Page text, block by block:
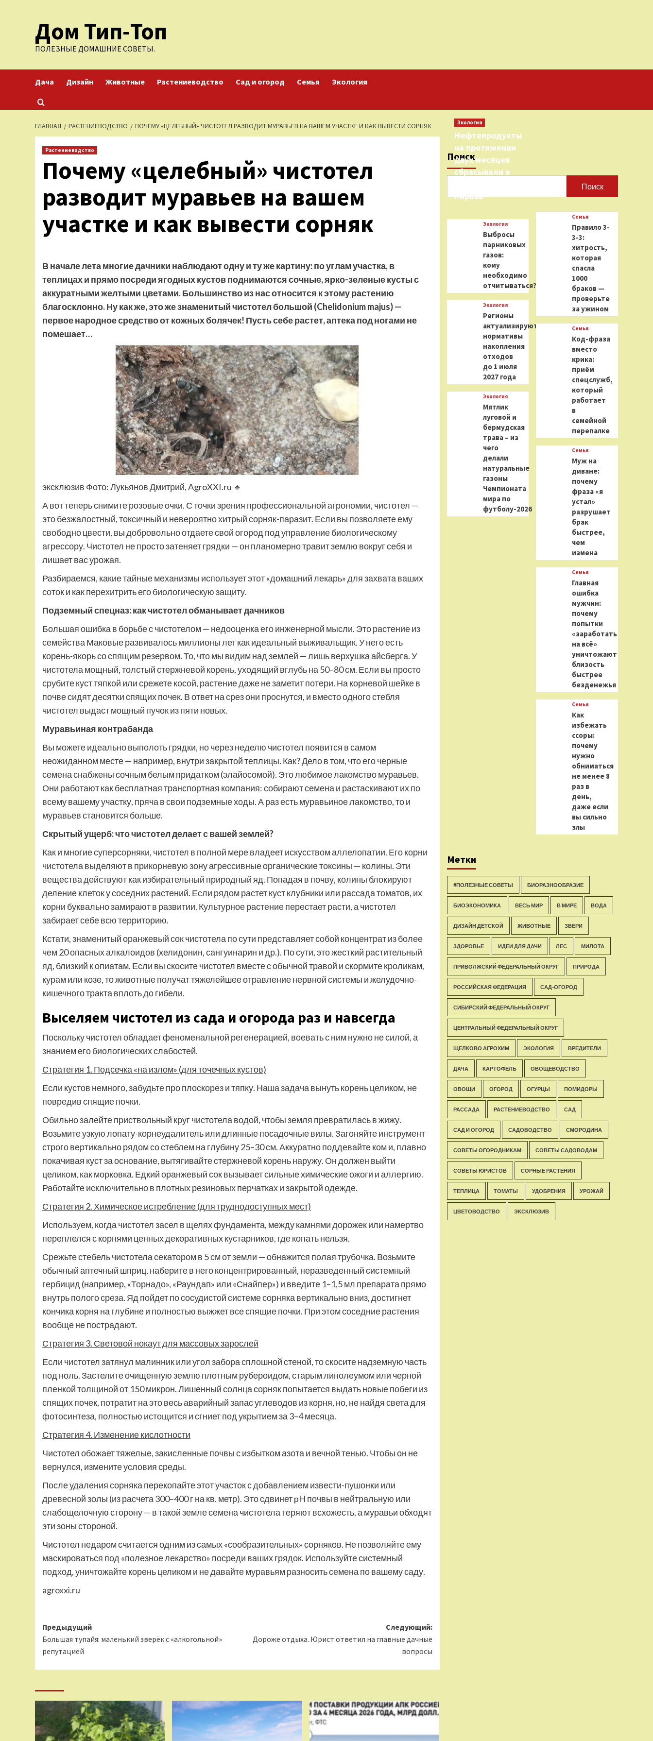
содержимомуДом Тип-Топ
ПОЛЕЗНЫЕ ДОМАШНИЕ СОВЕТЫ.
Дача Дизайн Животные Растениеводство Сад и огород Семья Экология
ГЛАВНАЯ РАСТЕНИЕВОДСТВО ПОЧЕМУ «ЦЕЛЕБНЫЙ» ЧИСТОТЕЛ РАЗВОДИТ МУРАВЬЕВ НА ВАШЕМ УЧАСТКЕ И КАК ВЫВЕСТИ СОРНЯК
Растениеводство
Почему «целебный» чистотел
разводит муравьев на вашем
участке и как вывести сорняк
В начале лета многие дачники наблюдают одну и ту же картину: по углам участка, в
теплицах и прямо посреди ягодных кустов поднимаются сочные, ярко-зеленые кусты с
аккуратными желтыми цветами. Большинство из нас относится к этому растению
благосклонно. Ну как же, это же знаменитый чистотел большой (Chelidonium majus) —
первое народное средство от кожных болячек! Пусть себе растет, аптека под ногами не
помешает…
эксклюзив Фото: Лукьянов Дмитрий, AgroXXI.ru 🔹
А вот теперь снимите розовые очки. С точки зрения профессиональной агрономии, чистотел —
это безжалостный, токсичный и невероятно хитрый сорняк-паразит. Если вы позволяете ему
свободно цвести, вы добровольно отдаете свой огород под управление биологическому
агрессору. Чистотел не просто затеняет грядки — он планомерно травит землю вокруг себя и
лишает вас урожая.
Разбираемся, какие тайные механизмы использует этот «домашний лекарь» для захвата ваших
соток и как перехитрить его биологическую защиту.
Подземный спецназ: как чистотел обманывает дачников
Большая ошибка в борьбе с чистотелом — недооценка его инженерной мысли. Это растение из
семейства Маковые развивалось миллионы лет как идеальный выживальщик. У него есть
корень-якорь со спящим резервом. То, что мы видим над землей — лишь верхушка айсберга. У
чистотела мощный, толстый стержневой корень, уходящий вглубь на 50–80 см. Если вы просто
срубите куст тяпкой или срежете косой, растение даже не заметит потери. На корневой шейке в
почве сидят десятки спящих почек. В ответ на срез они проснутся, и вместо одного стебля
чистотел выдаст мощный пучок из пяти новых.
Муравьиная контрабанда
Вы можете идеально выполоть грядки, но через неделю чистотел появится в самом
неожиданном месте — например, внутри закрытой теплицы. Как? Дело в том, что его черные
семена снабжены сочным белым придатком (элайосомой). Это любимое лакомство муравьев.
Они работают как бесплатная транспортная компания: собирают семена и растаскивают их по
всему вашему участку, пряча в свои подземные ходы. А раз есть муравьиное лакомство, то и
муравьев становится больше.
Скрытый ущерб: что чистотел делает с вашей землей?
Как и многие суперсорняки, чистотел в полной мере владеет искусством аллелопатии. Его корни
чистотела выделяют в прикорневую зону агрессивные органические токсины — колины. Эти
вещества действуют как избирательный природный яд. Попадая в почву, колины блокируют
деление клеток у соседних растений. Если рядом растет куст клубники или рассада томатов, их
корни буквально замирают в развитии. Культурное растение перестает расти, а чистотел
забирает себе всю территорию.
Кстати, знаменитый оранжевый сок чистотела по сути представляет собой концентрат из более
чем 20 опасных алкалоидов (хелидонин, сангуинарин и др.). По сути, это жесткий растительный
яд, близкий к опиатам. Если вы скосите чистотел вместе с обычной травой и скормите кроликам,
курам или козе, то животные получат тяжелейшее отравление нервной системы и желудочно-
кишечного тракта вплоть до гибели.
Выселяем чистотел из сада и огорода раз и навсегда
Поскольку чистотел обладает феноменальной регенерацией, воевать с ним нужно не силой, а
знанием его биологических слабостей.
Стратегия 1. Подсечка «на излом» (для точечных кустов)
Если кустов немного, забудьте про плоскорез и тяпку. Наша задача вынуть корень целиком, не
повредив спящие почки.
Обильно залейте приствольный круг чистотела водой, чтобы земля превратилась в жижу.
Возьмите узкую лопату-корнеудалитель или длинные посадочные вилы. Загоняйте инструмент
строго вертикально рядом со стеблем на глубину 25–30 см. Аккуратно поддевайте ком и, плавно
покачивая куст за основание, вытягивайте стержневой корень наружу. Он должен выйти
целиком, как морковка. Едкий оранжевый сок вызывает сильные химические ожоги и аллергию.
Работайте исключительно в плотных резиновых перчатках и закрытой одежде.
Стратегия 2. Химическое истребление (для труднодоступных мест)
Используем, когда чистотел засел в щелях фундамента, между камнями дорожек или намертво
переплелся с корнями ценных декоративных кустарников, где копать нельзя.
Срежьте стебель чистотела секатором в 5 см от земли — обнажится полая трубочка. Возьмите
обычный аптечный шприц, наберите в него концентрированный, неразведенный системный
гербицид (например, «Торнадо», «Раундап» или «Снайпер») и введите 1–1,5 мл препарата прямо
внутрь полого среза. Яд пойдет по сосудистой системе сорняка вертикально вниз, достигнет
кончика корня на глубине и полностью выжжет все спящие почки. При этом соседние растения
вообще не пострадают.
Стратегия 3. Световой нокаут для массовых зарослей
Если чистотел затянул малинник или угол забора сплошной стеной, то скосите надземную часть
под ноль. Застелите очищенную землю плотным рубероидом, старым линолеумом или черной
пленкой толщиной от 150 микрон. Лишенный солнца сорняк попытается выдать новые побеги из
спящих почек, потратит на это весь аварийный запас углеводов из корня, но, не найдя света для
фотосинтеза, полностью истощится и сгниет под укрытием за 3–4 месяца.
Стратегия 4. Изменение кислотности
Чистотел обожает тяжелые, закисленные почвы с избытком азота и вечной тенью. Чтобы он не
вернулся, измените условия среды.
После удаления сорняка перекопайте этот участок с добавлением извести-пушонки или
древесной золы (из расчета 300–400 г на кв. метр). Это сдвинет pH почвы в нейтральную или
слабощелочную сторону — в такой земле семена чистотела теряют всхожесть, а муравьи обходят
эти зоны стороной.
Чистотел недаром считается одним из самых «сообразительных» сорняков. Не позволяйте ему
маскироваться под «полезное лекарство» посреди ваших грядок. Используйте системный
подход, уничтожайте корень целиком и не давайте муравьям разносить семена по вашему саду.
agroxxi.ru
Навигация
записи
Предыдущий
Большая тупайя: маленький зверёк с «алкогольной»
репутацией
Следующий:
Дороже отдыха. Юрист ответил на главные дачные
вопросы
Поиск
Поиск
Экология
Нефтепродукты
на протяжении
двух месяцев
сбрасывали в
Кирова
Экология
Выбросы
парниковых
газов:
кому
необходимо
отчитываться?
Экология
Регионы
актуализируют
нормативы
накопления
отходов
до 1 июля
2027 года
Экология
Мятлик
луговой и
бермудская
трава – из
чего
делали
натуральные
газоны
Чемпионата
мира по
футболу-2026
Семья
Правило 3-
3-3:
хитрость,
которая
спасла
1000
браков —
проверьте
за ужином
Семья
Код-фраза
вместо
крика:
приём
спецслужб,
который
работает
в
семейной
перепалке
Семья
Муж на
диване:
почему
фраза «я
устал»
разрушает
брак
быстрее,
чем
измена
Семья
Главная
ошибка
мужчин:
почему
попытки
«заработать
на всё»
уничтожают
близость
быстрее
безденежья
Семья
Как
избежать
ссоры:
почему
нужно
обниматься
не менее 8
раз в
день,
даже если
вы сильно
злы
Метки
#ПОЛЕЗНЫЕ СОВЕТЫ БИОРАЗНООБРАЗИЕ
БИОЭКОНОМИКА ВЕСЬ МИР В МИРЕ ВОДА
ДИЗАЙН ДЕТСКОЙ ЖИВОТНЫЕ ЗВЕРИ
ЗДОРОВЬЕ ИДЕИ ДЛЯ ДАЧИ ЛЕС МИЛОТА
ПРИВОЛЖСКИЙ ФЕДЕРАЛЬНЫЙ ОКРУГ ПРИРОДА
РОССИЙСКАЯ ФЕДЕРАЦИЯ САД-ОГОРОД
СИБИРСКИЙ ФЕДЕРАЛЬНЫЙ ОКРУГ
ЦЕНТРАЛЬНЫЙ ФЕДЕРАЛЬНЫЙ ОКРУГ
ЩЕЛКОВО АГРОХИМ ЭКОЛОГИЯ ВРЕДИТЕЛИ
ДАЧА КАРТОФЕЛЬ ОВОЩЕВОДСТВО
ОВОЩИ ОГОРОД ОГУРЦЫ ПОМИДОРЫ
РАССАДА РАСТЕНИЕВОДСТВО САД
САД И ОГОРОД САДОВОДСТВО СМОРОДИНА
СОВЕТЫ ОГОРОДНИКАМ СОВЕТЫ САДОВОДАМ
СОВЕТЫ ЮРИСТОВ СОРНЫЕ РАСТЕНИЯ
ТЕПЛИЦА ТОМАТЫ УДОБРЕНИЯ УРОЖАЙ
ЦВЕТОВОДСТВО ЭКСКЛЮЗИВ